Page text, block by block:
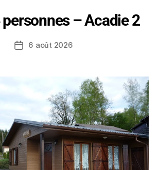
– Acadie 2
6 août 2026